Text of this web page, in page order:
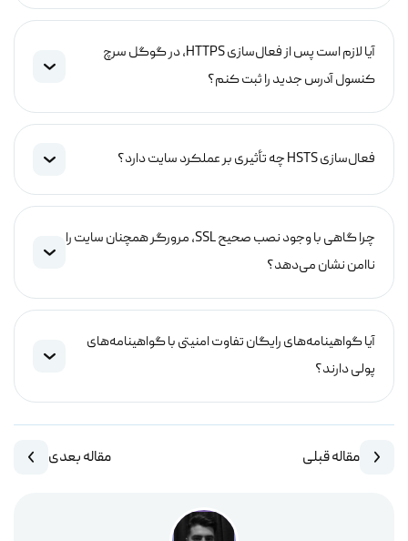
آیا لازم است پس از فعال‌سازی HTTPS، در گوگل سرچ
کنسول آدرس جدید را ثبت کنم؟
فعال‌سازی HSTS چه تأثیری بر عملکرد سایت دارد؟
چرا گاهی با وجود نصب صحیح SSL، مرورگر همچنان سایت را
ناامن نشان می‌دهد؟
آیا گواهینامه‌های رایگان تفاوت امنیتی با گواهینامه‌های
پولی دارند؟
مقاله قبلی مقاله بعدی